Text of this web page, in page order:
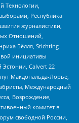
Технологии,
Республика
журналистики,
Отношений,
Бёлля, Stichting
инициативы
Calvert 22
Макдональда-Лорье,
Международный
Возрождение,
комитет в
свободной России,